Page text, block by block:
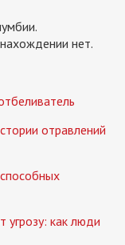
нет.
отравлений
угрозу: как люди